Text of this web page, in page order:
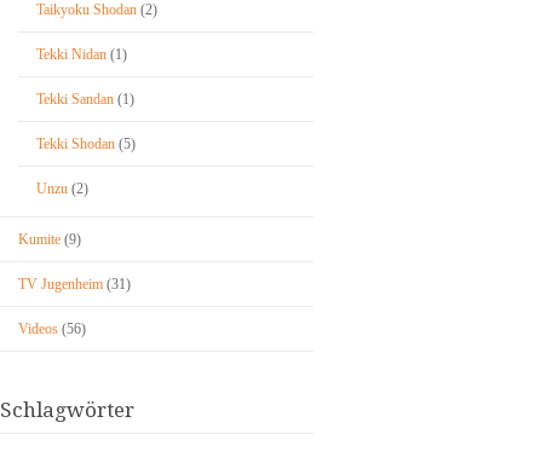
Taikyoku Shodan (2)
Tekki Nidan (1)
Tekki Sandan (1)
Tekki Shodan (5)
Unzu (2)
Kumite (9)
TV Jugenheim (31)
Videos (56)
Schlagwörter